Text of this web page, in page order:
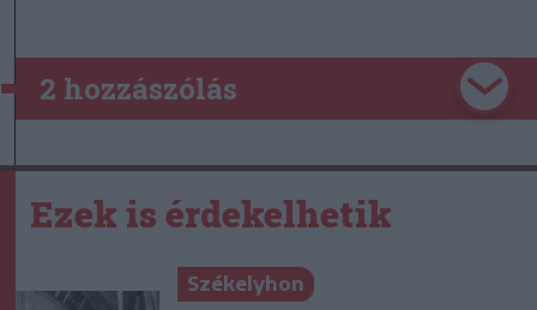
2 hozzászólás
Ezek is érdekelhetik
Székelyhon